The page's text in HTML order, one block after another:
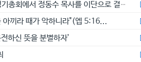
예수교대한하나님의성회 제75차 정기총회에서 정동수 목사를 이단으로 결의...
아끼라 때가 악하니라"(엡 5:16...
하신 뜻을 분별하자’